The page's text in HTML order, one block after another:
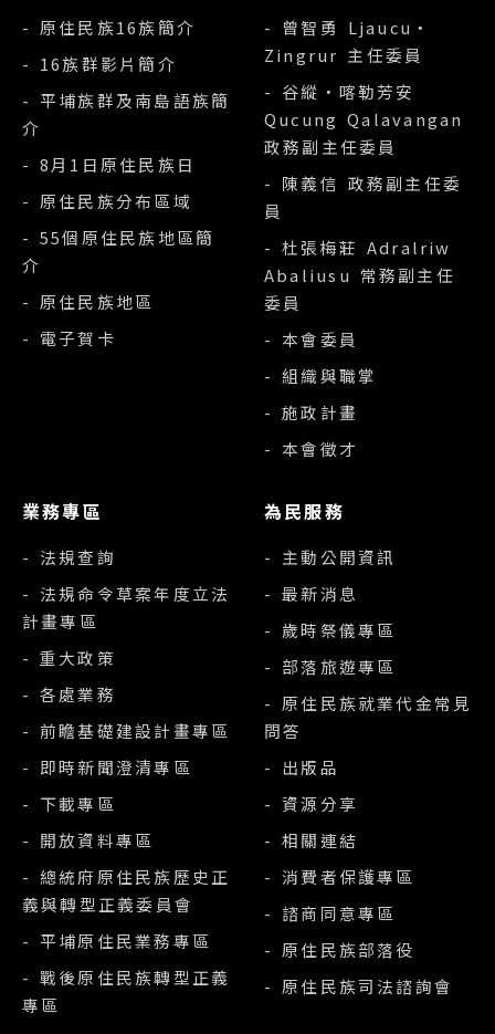
- 原住民族16族簡介
- 16族群影片簡介
- 平埔族群及南島語族簡
介
- 8月1日原住民族日
- 原住民族分布區域
- 55個原住民族地區簡
介
- 原住民族地區
- 電子賀卡
- 曾智勇 Ljaucu‧
Zingrur 主任委員
- 谷縱‧喀勒芳安
Qucung Qalavangan
政務副主任委員
- 陳義信 政務副主任委
員
- 杜張梅莊 Adralriw
Abaliusu 常務副主任
委員
- 本會委員
- 組織與職掌
- 施政計畫
- 本會徵才
業務專區
- 法規查詢
- 法規命令草案年度立法
計畫專區
- 重大政策
- 各處業務
- 前瞻基礎建設計畫專區
- 即時新聞澄清專區
- 下載專區
- 開放資料專區
- 總統府原住民族歷史正
義與轉型正義委員會
- 平埔原住民業務專區
- 戰後原住民族轉型正義
專區
為民服務
- 主動公開資訊
- 最新消息
- 歲時祭儀專區
- 部落旅遊專區
- 原住民族就業代金常見
問答
- 出版品
- 資源分享
- 相關連結
- 消費者保護專區
- 諮商同意專區
- 原住民族部落役
- 原住民族司法諮詢會